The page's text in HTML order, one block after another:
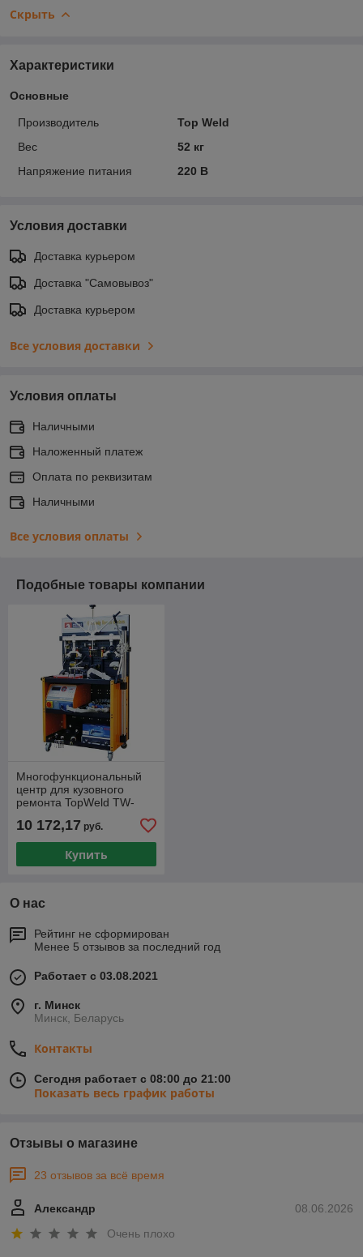
Скрыть
Характеристики
Основные
Производитель
Top Weld
Вес
52 кг
Напряжение питания
220 В
Условия доставки
Доставка курьером
Доставка "Самовывоз"
Доставка курьером
Все условия доставки
Условия оплаты
Наличными
Наложенный платеж
Оплата по реквизитам
Наличными
Все условия оплаты
Подобные товары компании
Многофункциональный
центр для кузовного
ремонта TopWeld TW-
10 172,17 руб.
Купить
О нас
Рейтинг не сформирован
Менее 5 отзывов за последний год
Работает с 03.08.2021
г. Минск
Минск, Беларусь
Контакты
Сегодня работает с 08:00 до 21:00
Показать весь график работы
Отзывы о магазине
23 отзывов за всё время
08.06.2026
Александр
Очень плохо